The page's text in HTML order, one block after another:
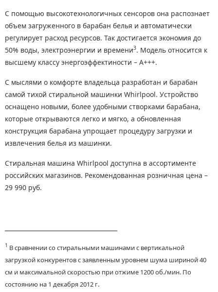
С помощью высокотехнологичных сенсоров она распознает
объем загруженного в барабан белья и автоматически
регулирует расход ресурсов. Так достигается экономия до
50% воды, электроэнергии и времени3. Модель относится к
высшему классу энергоэффектиности – А+++.
С мыслями о комфорте владельца разработан и барабан
самой тихой стиральной машинки Whirlpool. Устройство
оснащено новыми, более удобными створками барабана,
которые открываются легко и мягко, а обновленная
конструкция барабана упрощает процедуру загрузки и
извлечения белья из машинки.
Стиральная машина Whirlpool доступна в ассортименте
российских магазинов. Рекомендованная розничная цена –
29 990 руб.
1 В сравнении со стиральными машинами с вертикальной
загрузкой конкурентов с заявленным уровнем шума шириной 40
см и максимальной скоростью при отжиме 1200 об./мин. По
состоянию на 1 декабря 2012 г.